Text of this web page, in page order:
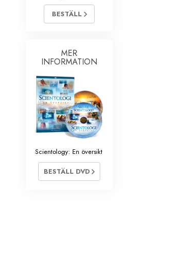
BESTÄLL
MER
INFORMATION
Scientology: En översikt
BESTÄLL DVD